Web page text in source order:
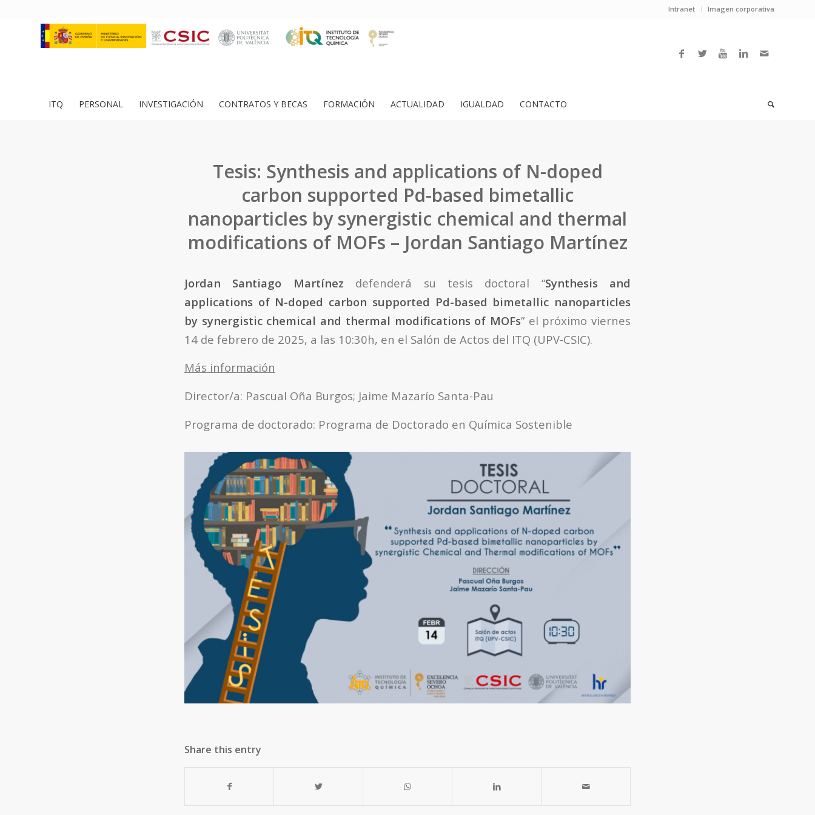
Intranet Imagen corporativa
ITQ PERSONAL INVESTIGACIÓN CONTRATOS Y BECAS FORMACIÓN ACTUALIDAD IGUALDAD CONTACTO
Tesis: Synthesis and applications of N-doped
carbon supported Pd-based bimetallic
nanoparticles by synergistic chemical and thermal
modifications of MOFs – Jordan Santiago Martínez
Jordan Santiago Martínez defenderá su tesis doctoral “Synthesis and
applications of N-doped carbon supported Pd-based bimetallic nanoparticles
by synergistic chemical and thermal modifications of MOFs” el próximo viernes
14 de febrero de 2025, a las 10:30h, en el Salón de Actos del ITQ (UPV-CSIC).
Más información
Director/a: Pascual Oña Burgos; Jaime Mazarío Santa-Pau
Programa de doctorado: Programa de Doctorado en Química Sostenible
Share this entry